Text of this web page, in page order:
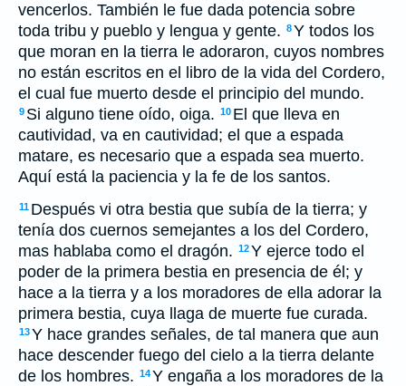
vencerlos. También le fue dada potencia sobre
toda tribu y pueblo y lengua y gente. 8Y todos los
que moran en la tierra le adoraron, cuyos nombres
no están escritos en el libro de la vida del Cordero,
el cual fue muerto desde el principio del mundo.
9 Si alguno tiene oído, oiga. 10 El que lleva en
cautividad, va en cautividad; el que a espada
matare, es necesario que a espada sea muerto.
Aquí está la paciencia y la fe de los santos.
11 Después vi otra bestia que subía de la tierra; y
tenía dos cuernos semejantes a los del Cordero,
mas hablaba como el dragón. 12Y ejerce todo el
poder de la primera bestia en presencia de él; y
hace a la tierra y a los moradores de ella adorar la
primera bestia, cuya llaga de muerte fue curada.
13Y hace grandes señales, de tal manera que aun
hace descender fuego del cielo a la tierra delante
de los hombres. 14Y engaña a los moradores de la